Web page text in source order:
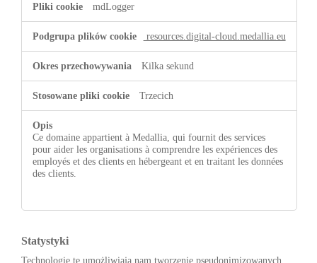
mdLogger
resources.digital-cloud.medallia.eu
Kilka sekund
Trzecich
Ce domaine appartient à Medallia, qui fournit des services
pour aider les organisations à comprendre les expériences des
employés et des clients en hébergeant et en traitant les données
des clients.
Statystyki
Technologie te umożliwiają nam tworzenie pseudonimizowanych